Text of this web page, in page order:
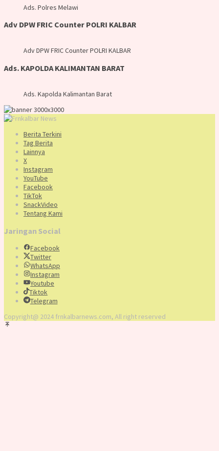
Ads. Polres Melawi
Adv DPW FRIC Counter POLRI KALBAR
Adv DPW FRIC Counter POLRI KALBAR
Ads. KAPOLDA KALIMANTAN BARAT
Ads. Kapolda Kalimantan Barat
Berita Terkini
Tag Berita
Lainnya
X
Instagram
YouTube
Facebook
TikTok
SnackVideo
Tentang Kami
Jaringan Social
Facebook
Twitter
WhatsApp
Instagram
Youtube
Tiktok
Telegram
Copyright@ 2024 frnkalbarnews.com, All right reserved